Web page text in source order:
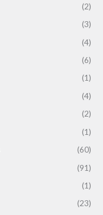
(2)
(3)
(4)
(6)
(1)
(4)
(2)
(1)
(60)
(91)
(1)
(23)